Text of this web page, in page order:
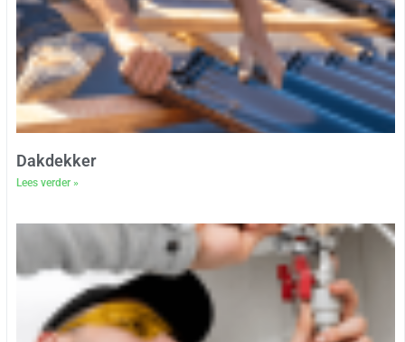
Dakdekker
Lees verder »